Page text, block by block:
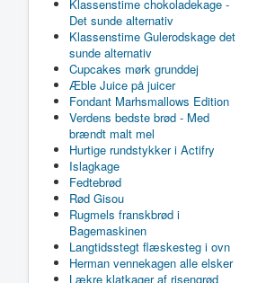
Klassenstime chokoladekage -
Det sunde alternativ
Klassenstime Gulerodskage det
sunde alternativ
Cupcakes mørk grunddej
Æble Juice på juicer
Fondant Marhsmallows Edition
Verdens bedste brød - Med
brændt malt mel
Hurtige rundstykker i Actifry
Islagkage
Fedtebrød
Rød Gisou
Rugmels franskbrød i
Bagemaskinen
Langtidsstegt flæskesteg i ovn
Herman vennekagen alle elsker
Lækre klatkager af risengrød